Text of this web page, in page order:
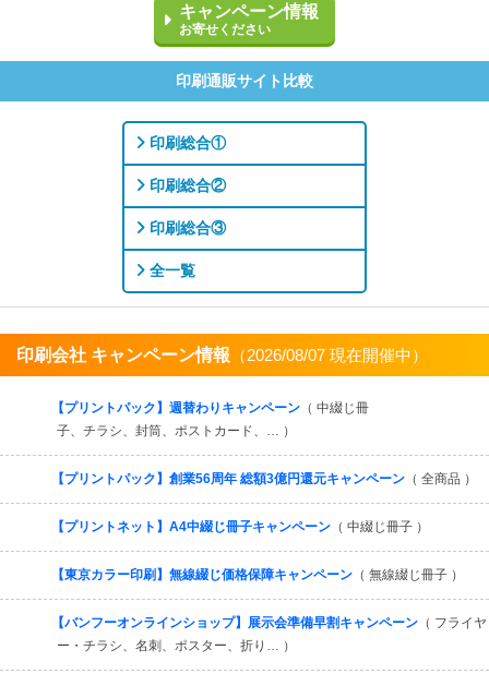
キャンペーン情報
お寄せください
印刷通販サイト比較
印刷総合①
印刷総合②
印刷総合③
全一覧
印刷会社 キャンペーン情報 （2026/08/07 現在開催中）
【プリントパック】週替わりキャンペーン （ 中綴じ冊
子、チラシ、封筒、ポストカード、… ）
【プリントパック】創業56周年 総額3億円還元キャンペーン （ 全商品 ）
【プリントネット】A4中綴じ冊子キャンペーン （ 中綴じ冊子 ）
【東京カラー印刷】無線綴じ価格保障キャンペーン （ 無線綴じ冊子 ）
【バンフーオンラインショップ】展示会準備早割キャンペーン （ フライヤ
ー・チラシ、名刺、ポスター、折り… ）